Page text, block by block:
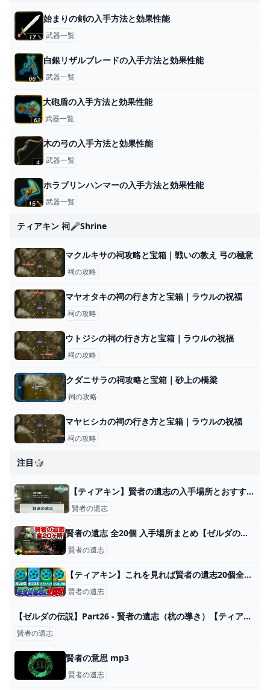
始まりの剣の入手方法と効果性能
武器一覧
白銀リザルブレードの入手方法と効果性能
武器一覧
大砲盾の入手方法と効果性能
武器一覧
木の弓の入手方法と効果性能
武器一覧
ホラブリンハンマーの入手方法と効果性能
武器一覧
ティアキン 祠🎤shrine
マクルキサの祠攻略と宝箱｜戦いの教え 弓の極意
祠の攻略
マヤオタキの祠の行き方と宝箱｜ラウルの祝福
祠の攻略
ウトジシの祠の行き方と宝箱｜ラウルの祝福
祠の攻略
クダニサラの祠攻略と宝箱｜砂上の橋梁
祠の攻略
マヤヒシカの祠の行き方と宝箱｜ラウルの祝福
祠の攻略
注目🎲
【ティアキン】賢者の遺志の入手場所とおすすめ強化先【ゼルダの伝説ティアーズオブザキングダム】 - 神ゲー攻略
賢者の遺志
賢者の遺志 全20個 入手場所まとめ【ゼルダの伝説 ティアーズ オブ ザ キングダム】 - YouTube
賢者の遺志
【ティアキン】これを見れば賢者の遺志20個全部集まる！全回収ツアー - YouTube
賢者の遺志
【ゼルダの伝説】Part26 - 賢者の遺志（杭の導き）【ティアーズ オブ ザ キングダム】 - YouTube
賢者の遺志
賢者の意思 mp3
賢者の遺志